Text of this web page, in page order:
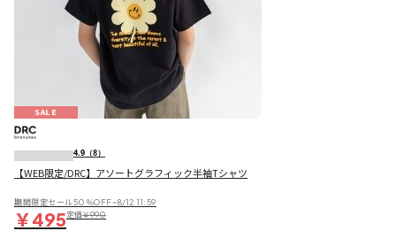
SALE
4.9 （8）
【WEB限定/DRC】アソートグラフィック半袖Tシャツ
期間限定セール50％OFF~8/12 11:59
￥495定価￥990